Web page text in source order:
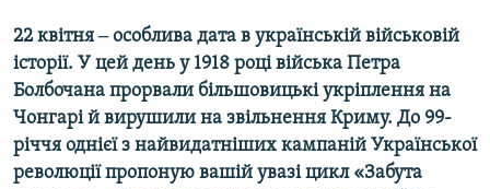
Усі сайти RFE/RL
22 квітня ‒ особлива дата в українській військовій
історії. У цей день у 1918 році війська Петра
Болбочана прорвали більшовицькі укріплення на
Чонгарі й вирушили на звільнення Криму. До 99-
річчя однієї з найвидатніших кампаній Української
революції пропоную вашій увазі цикл «Забута